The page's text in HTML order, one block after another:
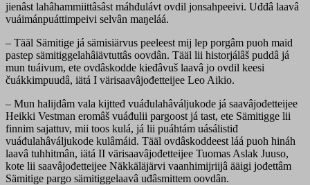
jienâst lahâhammiittâsâst máhđulávt ovdil jonsahpeeivi. Uđđâ laavâ
vuáimánpuáttimpeivi selvân maŋeláá.
– Tääl Sämitige já sämisiärvus peeleest mij lep porgâm puoh maid
pastep sämitiggelahâiävtuttâs oovdân. Tääl lii historjálâš puddâ já
mun tuáivum, ete ovdâskodde kieđâvuš laavâ jo ovdil keesi
čuákkimpuudâ, iätá I värisaavâjođetteijee Leo Aikio.
– Mun halijdâm vala kijtteđ vuáđulahâváljukode já saavâjođetteijee
Heikki Vestman eromâš vuáđulii pargoost já tast, ete Sämitigge lii
finnim sajattuv, mii toos kulá, já lii puáhtám uásálistiđ
vuáđulahâváljukode kulâmáid. Tääl ovdâskoddeest láá puoh hináh
laavâ tuhhitmân, iätá II värisaavâjođetteijee Tuomas Aslak Juuso,
kote lii saavâjođetteijee Näkkäläjärvi vaanhimijriijâ ääigi jođettâm
Sämitige pargo sämitiggelaavâ uđâsmittem oovdân.